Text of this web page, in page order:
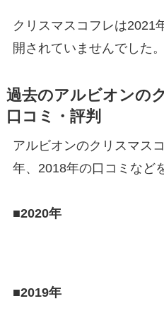
クリスマスコフレは2021
開されていませんでした。
過去のアルビオンの
口コミ・評判
アルビオンのクリスマス
年、2018年の口コミなど
■2020年
■2019年